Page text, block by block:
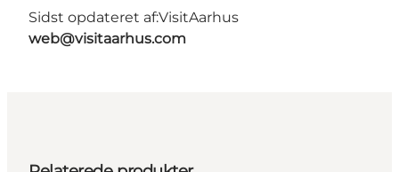
Sidst opdateret af:VisitAarhus
web@visitaarhus.com